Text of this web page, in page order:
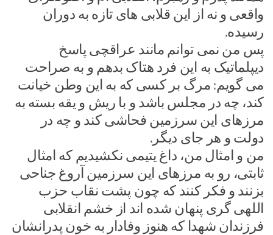
واقعی و نه از این قلابی های تازه به دوران
رسیده.
پس من نمی توانم مانند عراقچی پاسخ
دیپلماتیک به این فرد هتاک بدهم و به صراحت
می گویم: مرگ بر کسی که به این وطن خیانت
کند، چه در مجلس باشد و با ریش و یقه بسته به
مرزهای این سرزمین فحاشی کند و چه در
دولت و هر جای دیگر.
من و امثال من، داغ یتیمی نکشیدیم که امثال
ثابتی، رو به مرزهای این سرزمین آروغ جناحی
بزنند و فکر کنند که چون پشت نقاب حزب
اللهی گری پنهان شده اند از خشم انقلابی
فرزندان شهدا که هنوز وفادار به خون پدرانشان